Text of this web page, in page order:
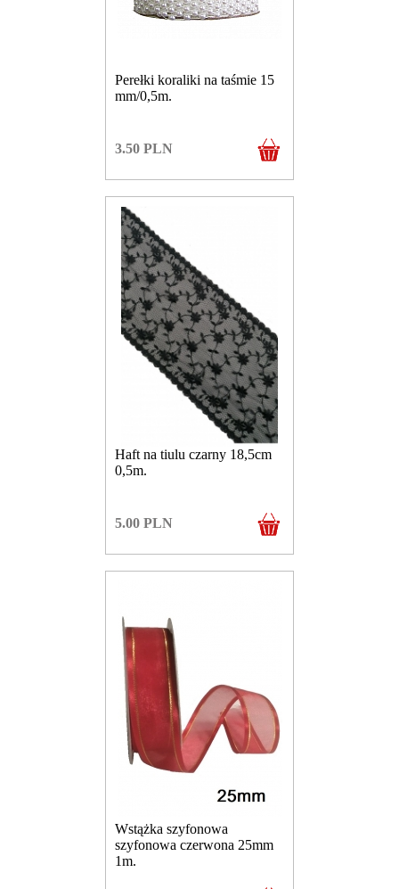
Perełki koraliki na taśmie 15
mm/0,5m.
3.50 PLN
Haft na tiulu czarny 18,5cm
0,5m.
5.00 PLN
Wstążka szyfonowa
szyfonowa czerwona 25mm
1m.